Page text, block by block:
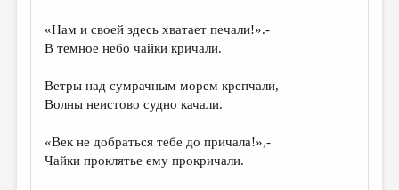
ПЕРЕВОДЫ
КОНКУРСЫ
ДЕТСКАЯ КОМНАТА
КНИЖНАЯ ПОЛКА
ОБЗОР ЛИТЕРАТУРЫ
«Нам и своей здесь хватает печали!».-
В темное небо чайки кричали.
Ветры над сумрачным морем крепчали,
Волны неистово судно качали.
«Век не добраться тебе до причала!»,-
Чайки проклятье ему прокричали.